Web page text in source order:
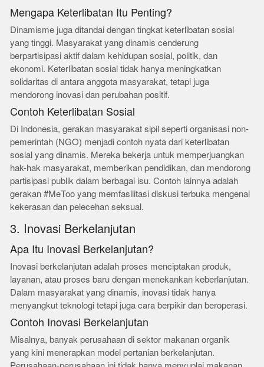
Mengapa Keterlibatan Itu Penting?
Dinamisme juga ditandai dengan tingkat keterlibatan sosial
yang tinggi. Masyarakat yang dinamis cenderung
berpartisipasi aktif dalam kehidupan sosial, politik, dan
ekonomi. Keterlibatan sosial tidak hanya meningkatkan
solidaritas di antara anggota masyarakat, tetapi juga
mendorong inovasi dan perubahan positif.
Contoh Keterlibatan Sosial
Di Indonesia, gerakan masyarakat sipil seperti organisasi non-
pemerintah (NGO) menjadi contoh nyata dari keterlibatan
sosial yang dinamis. Mereka bekerja untuk memperjuangkan
hak-hak masyarakat, memberikan pendidikan, dan mendorong
partisipasi publik dalam berbagai isu. Contoh lainnya adalah
gerakan #MeToo yang memfasilitasi diskusi terbuka mengenai
kekerasan dan pelecehan seksual.
3. Inovasi Berkelanjutan
Apa Itu Inovasi Berkelanjutan?
Inovasi berkelanjutan adalah proses menciptakan produk,
layanan, atau proses baru dengan menekankan keberlanjutan.
Dalam masyarakat yang dinamis, inovasi tidak hanya
menyangkut teknologi tetapi juga cara berpikir dan beroperasi.
Contoh Inovasi Berkelanjutan
Misalnya, banyak perusahaan di sektor makanan organik
yang kini menerapkan model pertanian berkelanjutan.